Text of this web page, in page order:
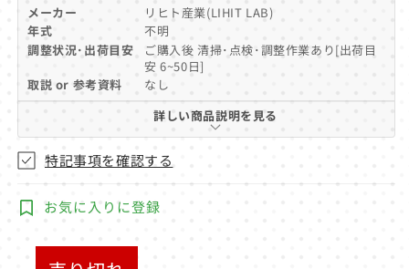
ィ
ア
を
開
メーカー
リヒト産業(LIHIT LAB)
年式
不明
調整状況･出荷目安
ご購入後 清掃･点検･調整作業あり[出荷目
安 6~50日]
取説 or 参考資料
なし
詳しい商品説明を見る
特記事項を確認する
お気に入りに登録